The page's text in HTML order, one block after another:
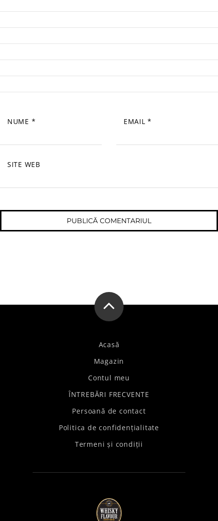
NUME * EMAIL*
SITE WEB
Acasă
Magazin
Contul meu
ÎNTREBĂRI FRECVENTE
Persoană de contact
Politica de confidențialitate
Termeni și condiții